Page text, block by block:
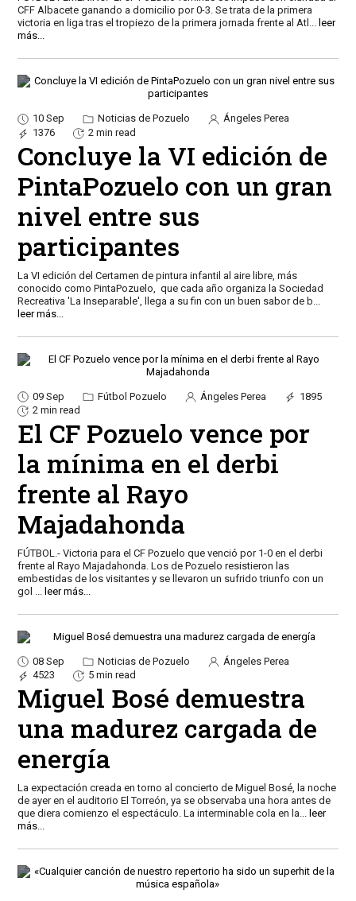
CFF Albacete ganando a domicilio por 0-3. Se trata de la primera
victoria en liga tras el tropiezo de la primera jornada frente al Atl ... leer
más...
10 Sep Noticias de Pozuelo
Ángeles Perea
1376
2 min read
Concluye la VI edición de
PintaPozuelo con un gran
nivel entre sus
participantes
La VI edición del Certamen de pintura infantil al aire libre, más
conocido como PintaPozuelo, que cada año organiza la Sociedad
Recreativa 'La Inseparable', llega a su fin con un buen sabor de b
leer más...
09 Sep Fútbol Pozuelo Ángeles Perea
1895
2 min read
El CF Pozuelo vence por
la mínima en el derbi
frente al Rayo
Majadahonda
FÚTBOL.- Victoria para el CF Pozuelo que venció por 1-0 en el derbi
frente al Rayo Majadahonda. Los de Pozuelo resistieron las
embestidas de los visitantes y se llevaron un sufrido triunfo con un
gol
leer más...
08 Sep Noticias de Pozuelo
Ángeles Perea
4523
5 min read
Miguel Bosé demuestra
una madurez cargada de
energía
La expectación creada en torno al concierto de Miguel Bosé, la noche
de ayer en el auditorio El Torreón, ya se observaba una hora antes de
que diera comienzo el espectáculo. La interminable cola en la
leer
más...